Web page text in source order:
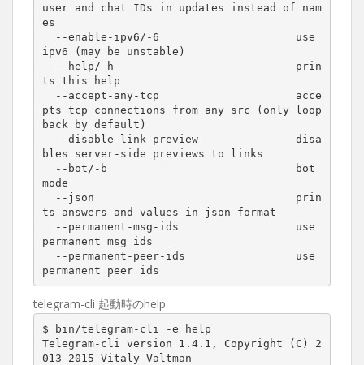
user and chat IDs in updates instead of nam
es
ipv6 (may be unstable)
ts this help
pts tcp connections from any src (only loop
back by default)
bles server-side previews to links
mode
ts answers and values in json format
permanent msg ids
permanent peer ids
telegram-cli 起動時のhelp
$ bin/telegram-cli -e help
Telegram-cli version 1.4.1, Copyright (C) 2
013-2015 Vitaly Valtman